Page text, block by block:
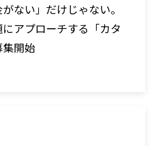
ない」だけじゃない。
アプローチする「カタ
集開始